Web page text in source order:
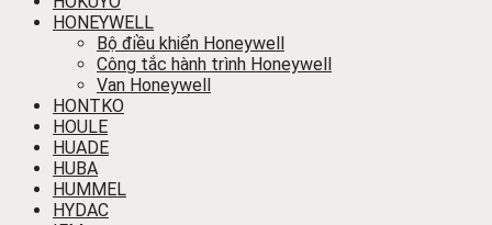
HONEYWELL
Bộ điều khiển Honeywell
Công tắc hành trình Honeywell
Van Honeywell
HONTKO
HOULE
HUADE
HUBA
HUMMEL
HYDAC